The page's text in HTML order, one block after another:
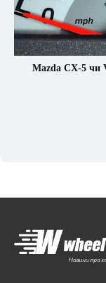
Mazda CX-5 чи